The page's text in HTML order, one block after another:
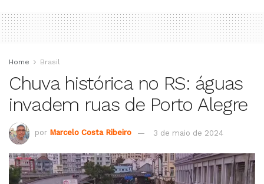
Home Brasil
Chuva histórica no RS: águas
invadem ruas de Porto Alegre
por Marcelo Costa Ribeiro 3 de maio de 2024